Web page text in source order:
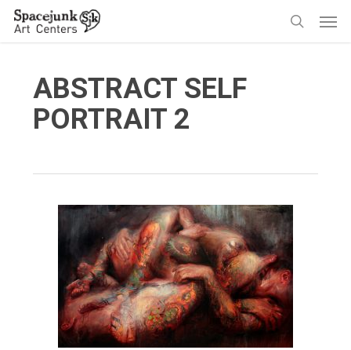
Skip
ABSTRACT SELF
PORTRAIT 2